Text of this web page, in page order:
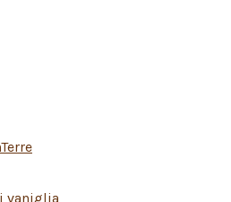
vaniglia